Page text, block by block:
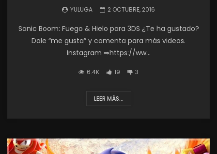
YULUGA 2 OCTUBRE, 2016
Sonic Boom: Fuego & Hielo para 3DS ¿Te ha gustado?
Dale “me gusta” y comenta para más videos.
Instagram ⇒https://ww...
6.4K 19 3
LEER MÁS...